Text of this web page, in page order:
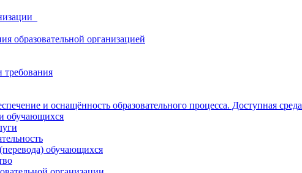
образовательной организацией
требования
и оснащённость образовательного процесса. Доступная среда
обучающихся
обучающихся